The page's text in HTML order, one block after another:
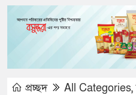
প্রচ্ছদ All Categories,